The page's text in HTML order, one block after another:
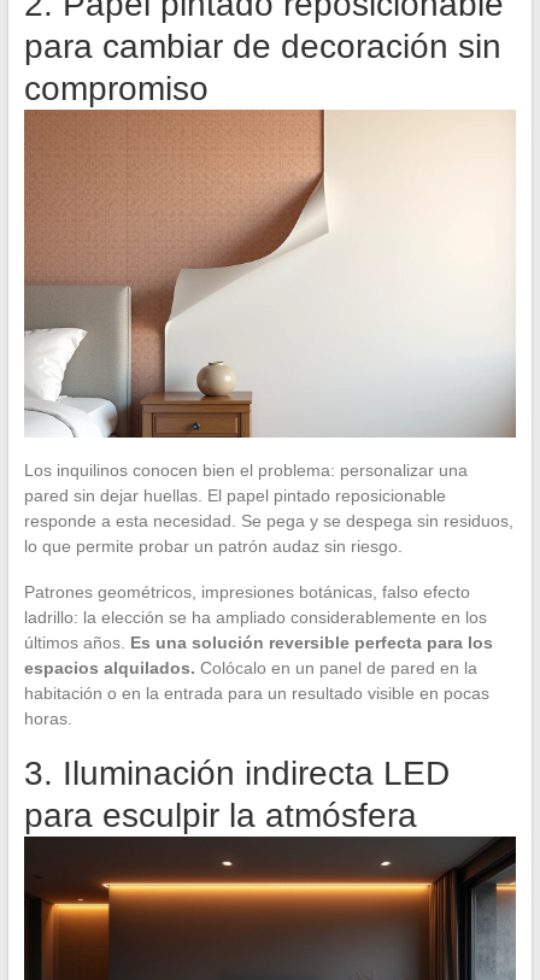
para cambiar de decoración sin
compromiso
Los inquilinos conocen bien el problema: personalizar una
pared sin dejar huellas. El papel pintado reposicionable
responde a esta necesidad. Se pega y se despega sin residuos,
lo que permite probar un patrón audaz sin riesgo.
Patrones geométricos, impresiones botánicas, falso efecto
ladrillo: la elección se ha ampliado considerablemente en los
últimos años. Es una solución reversible perfecta para los
espacios alquilados. Colócalo en un panel de pared en la
habitación o en la entrada para un resultado visible en pocas
horas.
3. Iluminación indirecta LED
para esculpir la atmósfera